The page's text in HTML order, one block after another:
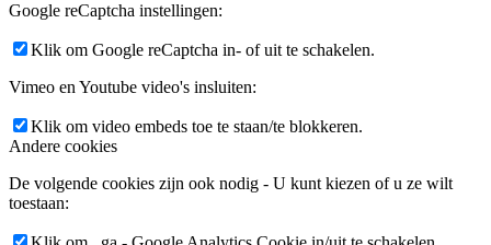
Google reCaptcha instellingen:
Klik om Google reCaptcha in- of uit te schakelen.
Vimeo en Youtube video's insluiten:
Klik om video embeds toe te staan/te blokkeren.
Andere cookies
De volgende cookies zijn ook nodig - U kunt kiezen of u ze wilt
toestaan: